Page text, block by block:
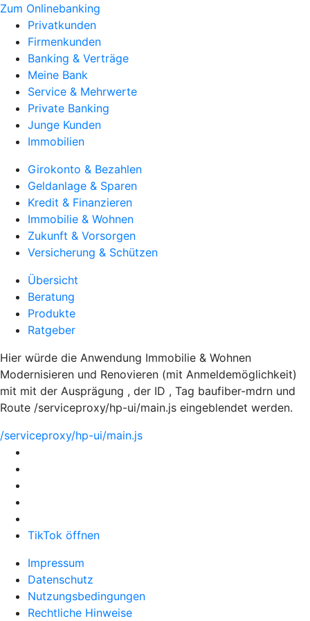
Zum Onlinebanking
Privatkunden
Firmenkunden
Banking & Verträge
Meine Bank
Service & Mehrwerte
Private Banking
Junge Kunden
Immobilien
Girokonto & Bezahlen
Geldanlage & Sparen
Kredit & Finanzieren
Immobilie & Wohnen
Zukunft & Vorsorgen
Versicherung & Schützen
Übersicht
Beratung
Produkte
Ratgeber
Hier würde die Anwendung Immobilie & Wohnen
Modernisieren und Renovieren (mit Anmeldemöglichkeit)
mit mit der Ausprägung , der ID , Tag baufiber-mdrn und
Route /serviceproxy/hp-ui/main.js eingeblendet werden.
/serviceproxy/hp-ui/main.js
TikTok öffnen
Impressum
Datenschutz
Nutzungsbedingungen
Rechtliche Hinweise